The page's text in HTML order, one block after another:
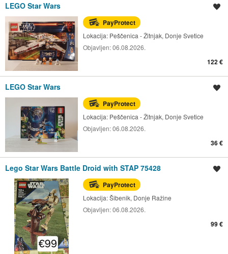
LEGO Star Wars
PayProtect
Lokacija: Peščenica - Žitnjak, Donje Svetice
Objavljen:06.08.2026.
122 €
LEGO Star Wars
PayProtect
Lokacija: Peščenica - Žitnjak, Donje Svetice
Objavljen:06.08.2026.
36 €
Lego Star Wars Battle Droid with STAP 75428
PayProtect
Lokacija:Šibenik, Donje Ražine
Objavljen:06.08.2026.
99 €